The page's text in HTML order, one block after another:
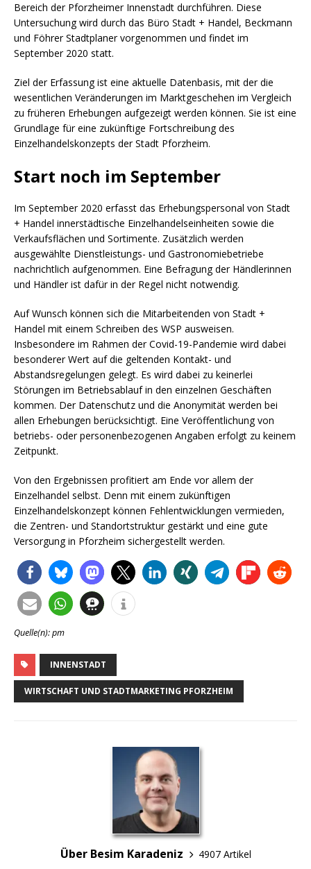
Bereich der Pforzheimer Innenstadt durchführen. Diese
Untersuchung wird durch das Büro Stadt + Handel, Beckmann
und Föhrer Stadtplaner vorgenommen und findet im
September 2020 statt.
Ziel der Erfassung ist eine aktuelle Datenbasis, mit der die
wesentlichen Veränderungen im Marktgeschehen im Vergleich
zu früheren Erhebungen aufgezeigt werden können. Sie ist eine
Grundlage für eine zukünftige Fortschreibung des
Einzelhandelskonzepts der Stadt Pforzheim.
Start noch im September
Im September 2020 erfasst das Erhebungspersonal von Stadt
+ Handel innerstädtische Einzelhandelseinheiten sowie die
Verkaufsflächen und Sortimente. Zusätzlich werden
ausgewählte Dienstleistungs- und Gastronomiebetriebe
nachrichtlich aufgenommen. Eine Befragung der Händlerinnen
und Händler ist dafür in der Regel nicht notwendig.
Auf Wunsch können sich die Mitarbeitenden von Stadt +
Handel mit einem Schreiben des WSP ausweisen.
Insbesondere im Rahmen der Covid-19-Pandemie wird dabei
besonderer Wert auf die geltenden Kontakt- und
Abstandsregelungen gelegt. Es wird dabei zu keinerlei
Störungen im Betriebsablauf in den einzelnen Geschäften
kommen. Der Datenschutz und die Anonymität werden bei
allen Erhebungen berücksichtigt. Eine Veröffentlichung von
betriebs- oder personenbezogenen Angaben erfolgt zu keinem
Zeitpunkt.
Von den Ergebnissen profitiert am Ende vor allem der
Einzelhandel selbst. Denn mit einem zukünftigen
Einzelhandelskonzept können Fehlentwicklungen vermieden,
die Zentren- und Standortstruktur gestärkt und eine gute
Versorgung in Pforzheim sichergestellt werden.
Quelle(n): pm
INNENSTADT
WIRTSCHAFT UND STADTMARKETING PFORZHEIM
Über Besim Karadeniz
4907 Artikel